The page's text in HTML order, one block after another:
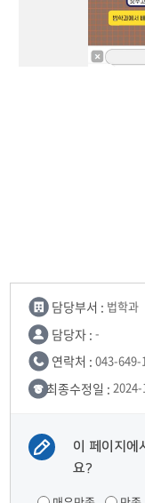
담당부서 : 법학과
담당자 : -
연락처 : 043-649-
최종수정일 :
이 페이지에
요?